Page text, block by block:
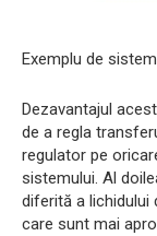
Exemplu de
Dezavantajul
de a regla
regulator pe
sistemului. Al
diferită a lichidului
care sunt mai